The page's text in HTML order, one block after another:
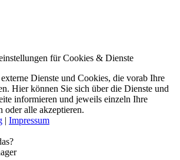
für Cookies & Dienste
Dienste und Cookies, die vorab Ihre
Hier können Sie sich über die Dienste und
informieren und jeweils einzeln Ihre
alle akzeptieren.
| Impressum